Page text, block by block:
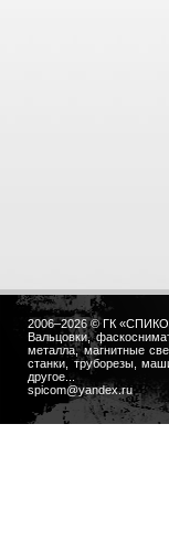
2006–2026 © ГК
Вальцовки,
металла, магнитные
станки, труборезы,
другое...
spicom@yandex.ru